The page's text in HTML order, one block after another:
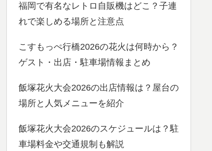
福岡で有名なレトロ自販機はどこ？子連
れで楽しめる場所と注意点
こすもっぺ行橋2026の花火は何時から？
ゲスト・出店・駐車場情報まとめ
飯塚花火大会2026の出店情報は？屋台の
場所と人気メニューを紹介
飯塚花火大会2026のスケジュールは？駐
車場料金や交通規制も解説